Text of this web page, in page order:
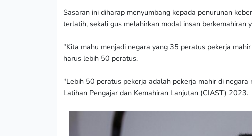
Sasaran ini diharap menyumbang kepada penurunan
terlatih, sekali gus melahirkan modal insan berkemahiran
"Kita mahu menjadi negara yang 35 peratus pekerja
harus lebih 50 peratus.
"Lebih 50 peratus pekerja adalah pekerja mahir di
Latihan Pengajar dan Kemahiran Lanjutan (CIAST) 2023.